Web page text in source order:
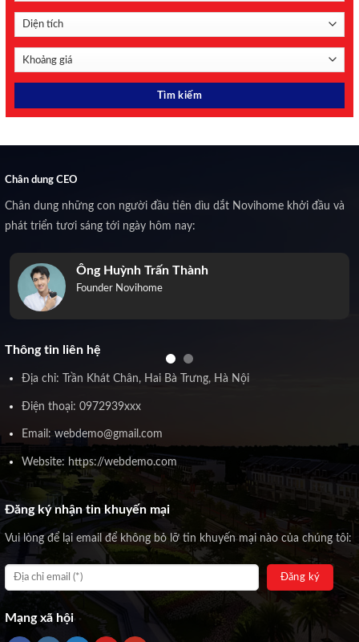
Chân dung CEO
Chân dung những con người đầu tiên dìu dắt Novihome khởi đầu và
phát triển tươi sáng tới ngày hôm nay:
Ông Huỳnh Trấn Thành
Founder Novihome
Thông tin liên hệ
Địa chỉ: Trần Khát Chân, Hai Bà Trưng, Hà Nội
Điện thoại: 0972939xxx
Email: webdemo@gmail.com
Website: https://webdemo.com
Đăng ký nhận tin khuyến mại
Vui lòng để lại email để không bỏ lỡ tin khuyến mại nào của chúng tôi:
Mạng xã hội